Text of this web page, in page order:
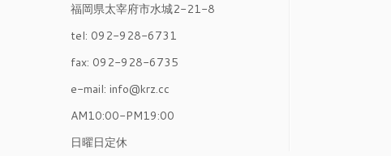
福岡県太宰府市水城2-21-8
tel: 092-928-6731
fax: 092-928-6735
e-mail: info@krz.cc
AM10:00-PM19:00
日曜日定休